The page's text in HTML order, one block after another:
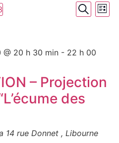
vues
Liste
20 h 30 min- 22 h 00
– Projection
des
14 rue Donnet , Libourne